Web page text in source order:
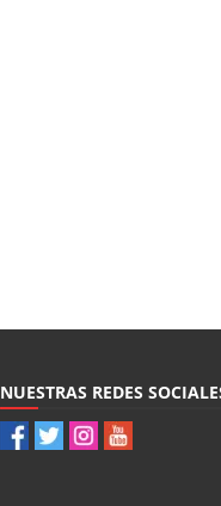
NUESTRAS REDES